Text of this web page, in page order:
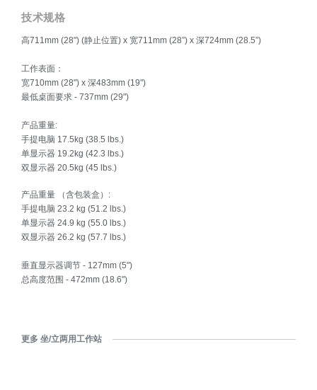
中文
Region
技术规格
高711mm (28") (静止位置) x 宽711mm (28”) x 深724mm (28.5”)
工作表面：
宽710mm (28") x 深483mm (19")
最低桌面要求 - 737mm (29")
产品重量:
手提电脑 17.5kg (38.5 lbs.)
单显示器 19.2kg (42.3 lbs.)
双显示器 20.5kg (45 lbs.)
产品重量 （含包装盒）:
手提电脑 23.2 kg (51.2 lbs.)
单显示器 24.9 kg (55.0 lbs.)
双显示器 26.2 kg (57.7 lbs.)
垂直显示器调节 - 127mm (5")
总高度范围 - 472mm (18.6")
更多 坐/立两用工作站